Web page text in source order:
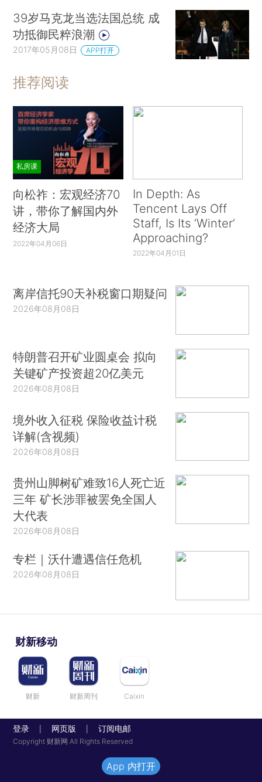
39岁马克龙当选法国总统 成
功抵御民粹浪潮
2017年05月08日 APP打开
推荐阅读
私房课
向松祚：宏观经济70
讲，带你了解国内外
经济大局
2022年04月06日
In Depth: As
Tencent Lays Off
Staff, Is Its ‘Winter’
Approaching?
2022年04月01日
离岸信托90天补税窗口期疑问
2026年08月08日
特朗普召开矿业圆桌会 拟向
关键矿产投资超20亿美元
2026年08月08日
境外收入征税 保险收益计税
详解(含视频)
2026年08月08日
贵州山脚树矿难致16人死亡近
三年 矿长涉罪被罢免全国人
大代表
2026年08月08日
专栏｜沃什遭遇信任危机
2026年08月08日
财新移动
财新 财新周刊 Caixin
登录 网页版 订阅电邮
Copyright 财新网 All Rights Reserved
App 内打开